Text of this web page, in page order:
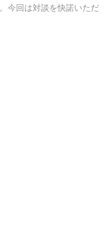
今回は対談を快諾いただ